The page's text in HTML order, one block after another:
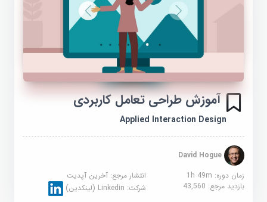
آموزش طراحی تعامل کاربردی
Applied Interaction Design
David Hogue
زمان دوره: 1h 49m
انتشار مرجع:آخرین آپدیت
بازدید مرجع:43,560 شرکت:Linkedin (لینکدین)